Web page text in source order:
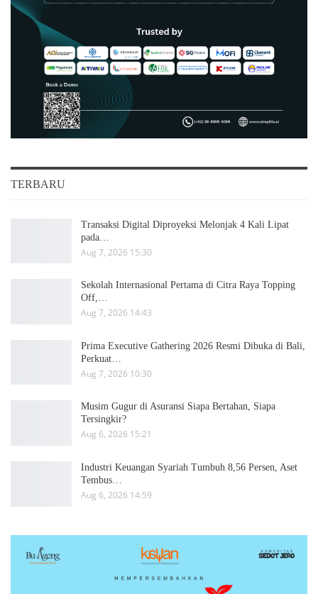
TERBARU
Transaksi Digital Diproyeksi Melonjak 4 Kali Lipat
pada…
Aug 7, 2026 15:30
Sekolah Internasional Pertama di Citra Raya Topping
Off,…
Aug 7, 2026 14:43
Prima Executive Gathering 2026 Resmi Dibuka di Bali,
Perkuat…
Aug 7, 2026 10:30
Musim Gugur di Asuransi Siapa Bertahan, Siapa
Tersingkir?
Aug 6, 2026 15:21
Industri Keuangan Syariah Tumbuh 8,56 Persen, Aset
Tembus…
Aug 6, 2026 14:59